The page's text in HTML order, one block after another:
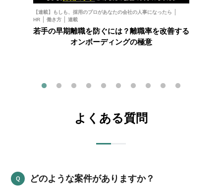
【連載】もしも、採用のプロがあなたの会社の人事になったら
HR
働き方 連載
若手の早期離職を防ぐには？離職率を改善する
オンボーディングの極意
よくある質問
どのような案件がありますか？